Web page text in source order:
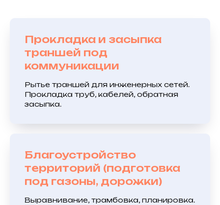
Прокладка и засыпка
траншей под
коммуникации
Рытье траншей для инженерных сетей.
Прокладка труб, кабелей, обратная
засыпка.
Благоустройство
территорий (подготовка
под газоны, дорожки)
Выравнивание, трамбовка, планировка.